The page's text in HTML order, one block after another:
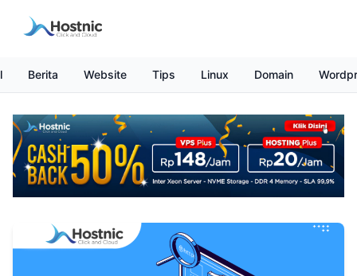
Berita Website Tips Linux Domain